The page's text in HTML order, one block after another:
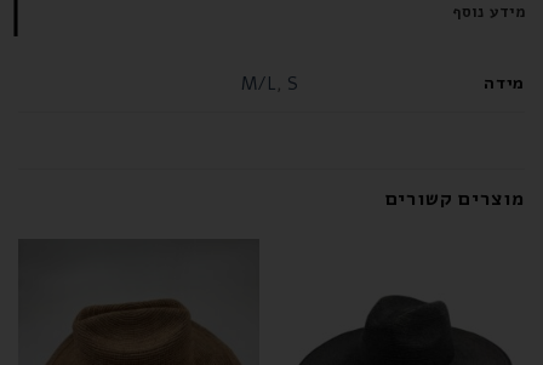
מידע נוסף
מידה M/L, S
מוצרים קשורים